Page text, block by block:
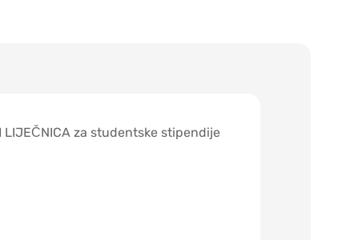
LIJEČNICA za studentske stipendije